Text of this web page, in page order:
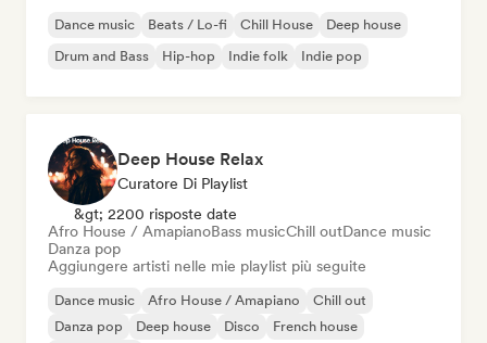
Dance music Beats / Lo-fi Chill House
Deep house
Drum and Bass
Hip-hop Indie folk Indie pop
Deep House Relax
Curatore Di Playlist
&gt; 2200 risposte date
Afro House / AmapianoBass musicChill outDance music
Danza pop
Aggiungere artisti nelle mie playlist più seguite
Dance music Afro House / Amapiano
Chill out
Danza pop
Deep house Disco
French house